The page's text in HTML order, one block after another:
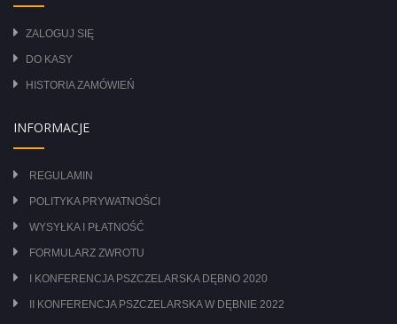
ZALOGUJ SIĘ
DO KASY
HISTORIA ZAMÓWIEŃ
INFORMACJE
REGULAMIN
POLITYKA PRYWATNOŚCI
WYSYŁKA I PŁATNOŚĆ
FORMULARZ ZWROTU
I KONFERENCJA PSZCZELARSKA DĘBNO 2020
II KONFERENCJA PSZCZELARSKA W DĘBNIE 2022